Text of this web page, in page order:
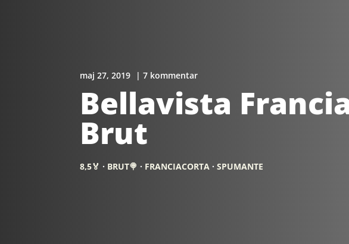
maj 27, 2019 | 7 kommentar
Bellavista
Brut
8,5🏅 · BRUT🍭 · FRANCIACORTA ·SPUMANTE